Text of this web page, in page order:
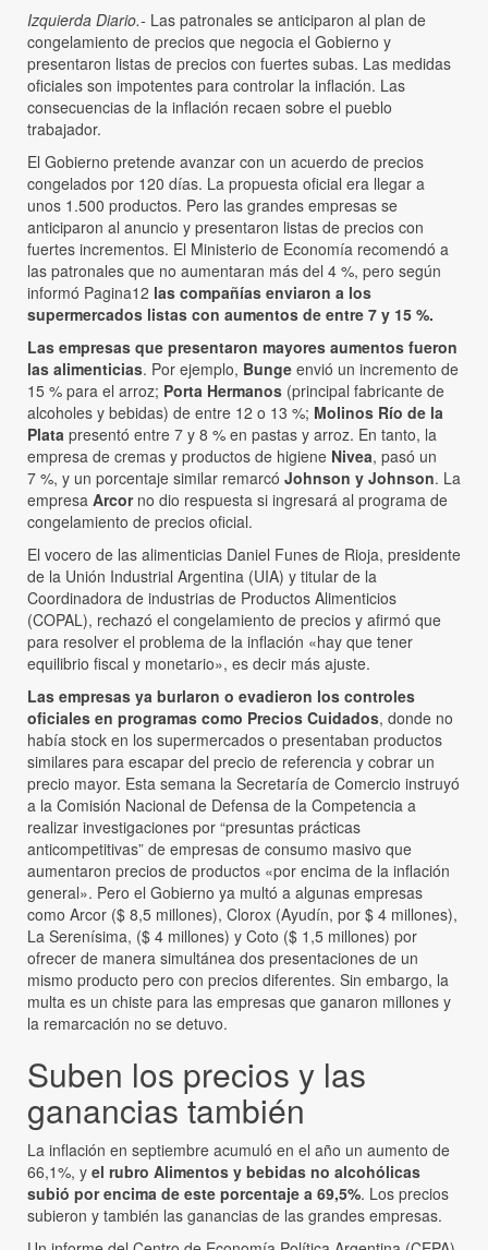
Izquierda Diario.- Las patronales se anticiparon al plan de
congelamiento de precios que negocia el Gobierno y
presentaron listas de precios con fuertes subas. Las medidas
oficiales son impotentes para controlar la inflación. Las
consecuencias de la inflación recaen sobre el pueblo
trabajador.
El Gobierno pretende avanzar con un acuerdo de precios
congelados por 120 días. La propuesta oficial era llegar a
unos 1.500 productos. Pero las grandes empresas se
anticiparon al anuncio y presentaron listas de precios con
fuertes incrementos. El Ministerio de Economía recomendó a
las patronales que no aumentaran más del 4 %, pero según
informó Pagina12 las compañías enviaron a los
supermercados listas con aumentos de entre 7 y 15 %.
Las empresas que presentaron mayores aumentos fueron
las alimenticias. Por ejemplo, Bunge envió un incremento de
15 % para el arroz; Porta Hermanos (principal fabricante de
alcoholes y bebidas) de entre 12 o 13 %; Molinos Río de la
Plata presentó entre 7 y 8 % en pastas y arroz. En tanto, la
empresa de cremas y productos de higiene Nivea, pasó un
7 %, y un porcentaje similar remarcó Johnson y Johnson. La
empresa Arcorno dio respuesta si ingresará al programa de
congelamiento de precios oficial.
El vocero de las alimenticias Daniel Funes de Rioja, presidente
de la Unión Industrial Argentina (UIA) y titular de la
Coordinadora de industrias de Productos Alimenticios
(COPAL), rechazó el congelamiento de precios y afirmó que
para resolver el problema de la inflación «hay que tener
equilibrio fiscal y monetario», es decir más ajuste.
Las empresas ya burlaron o evadieron los controles
oficiales en programas como Precios Cuidados, donde no
había stock en los supermercados o presentaban productos
similares para escapar del precio de referencia y cobrar un
precio mayor. Esta semana la Secretaría de Comercio instruyó
a la Comisión Nacional de Defensa de la Competencia a
realizar investigaciones por “presuntas prácticas
anticompetitivas” de empresas de consumo masivo que
aumentaron precios de productos «por encima de la inflación
general». Pero el Gobierno ya multó a algunas empresas
como Arcor ($ 8,5 millones), Clorox (Ayudín, por $ 4 millones),
La Serenísima, ($ 4 millones) y Coto ($ 1,5 millones) por
ofrecer de manera simultánea dos presentaciones de un
mismo producto pero con precios diferentes. Sin embargo, la
multa es un chiste para las empresas que ganaron millones y
la remarcación no se detuvo.
Suben los precios y las
ganancias también
La inflación en septiembre acumuló en el año un aumento de
66,1%, y el rubro Alimentos y bebidas no alcohólicas
subió por encima de este porcentaje a 69,5%. Los precios
subieron y también las ganancias de las grandes empresas.